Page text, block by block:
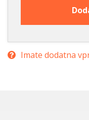
Imate dodatna